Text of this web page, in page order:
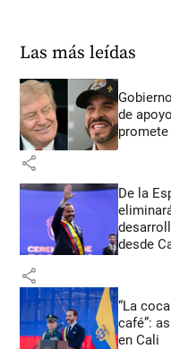
Las más leídas
de
share
De la
desde
share
“La
café”:
en Cali